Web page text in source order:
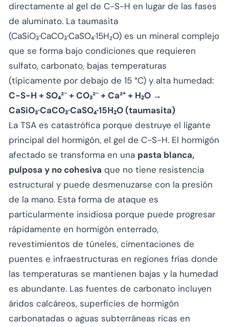
directamente al gel de C-S-H en lugar de las fases
de aluminato. La taumasita
(CaSiO₃·CaCO₃·CaSO₄·15H₂O) es un mineral complejo
que se forma bajo condiciones que requieren
sulfato, carbonato, bajas temperaturas
(típicamente por debajo de 15 °C) y alta humedad:
C-S-H + SO₄²⁻ + CO₃²⁻ + Ca²⁺ + H₂O →
CaSiO₃·CaCO₃·CaSO₄·15H₂O (taumasita)
La TSA es catastrófica porque destruye el ligante
principal del hormigón, el gel de C-S-H. El hormigón
afectado se transforma en una pasta blanca,
pulposa y no cohesiva que no tiene resistencia
estructural y puede desmenuzarse con la presión
de la mano. Esta forma de ataque es
particularmente insidiosa porque puede progresar
rápidamente en hormigón enterrado,
revestimientos de túneles, cimentaciones de
puentes e infraestructuras en regiones frías donde
las temperaturas se mantienen bajas y la humedad
es abundante. Las fuentes de carbonato incluyen
áridos calcáreos, superficies de hormigón
carbonatadas o aguas subterráneas ricas en